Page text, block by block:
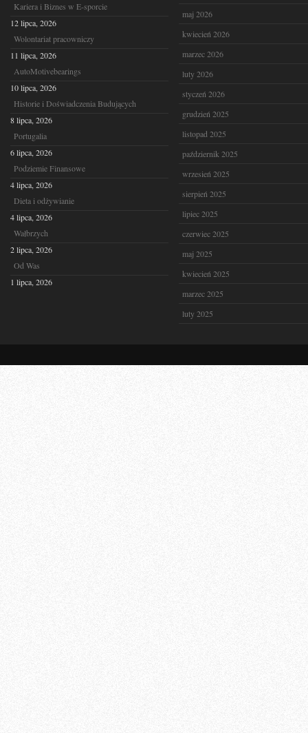
Kariera i Biznes w E-sporcie
12 lipca, 2026
Wolontariat pracowniczy
11 lipca, 2026
AutoMotivebearings
10 lipca, 2026
Historie i Doświadczenia Budujących
8 lipca, 2026
Portugalia
6 lipca, 2026
Podziemie Finansowe
4 lipca, 2026
Dieta i odżywianie
4 lipca, 2026
Wałbrzych
2 lipca, 2026
Od Was
1 lipca, 2026
maj 2026
kwiecień 2026
marzec 2026
luty 2026
styczeń 2026
grudzień 2025
listopad 2025
październik 2025
wrzesień 2025
sierpień 2025
lipiec 2025
czerwiec 2025
maj 2025
kwiecień 2025
marzec 2025
luty 2025